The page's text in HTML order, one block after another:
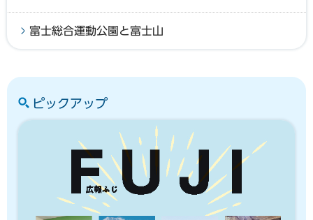
富士総合運動公園と富士山
ピックアップ